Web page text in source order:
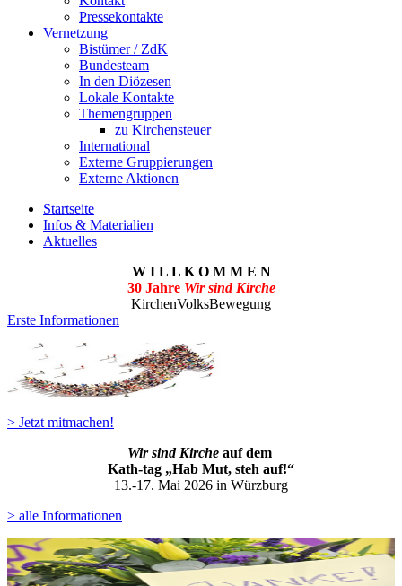
Pressekontakte
Vernetzung
Bistümer / ZdK
Bundesteam
In den Diözesen
Lokale Kontakte
Themengruppen
zu Kirchensteuer
International
Externe Gruppierungen
Externe Aktionen
Startseite
Infos & Materialien
Aktuelles
W I L L K O M M E N
30 Jahre Wir sind Kirche
KirchenVolksBewegung
Erste Informationen
> Jetzt mitmachen!
Wir sind Kirche auf dem
Kath-tag „Hab Mut, steh auf!“
13.-17. Mai 2026 in Würzburg
> alle Informationen